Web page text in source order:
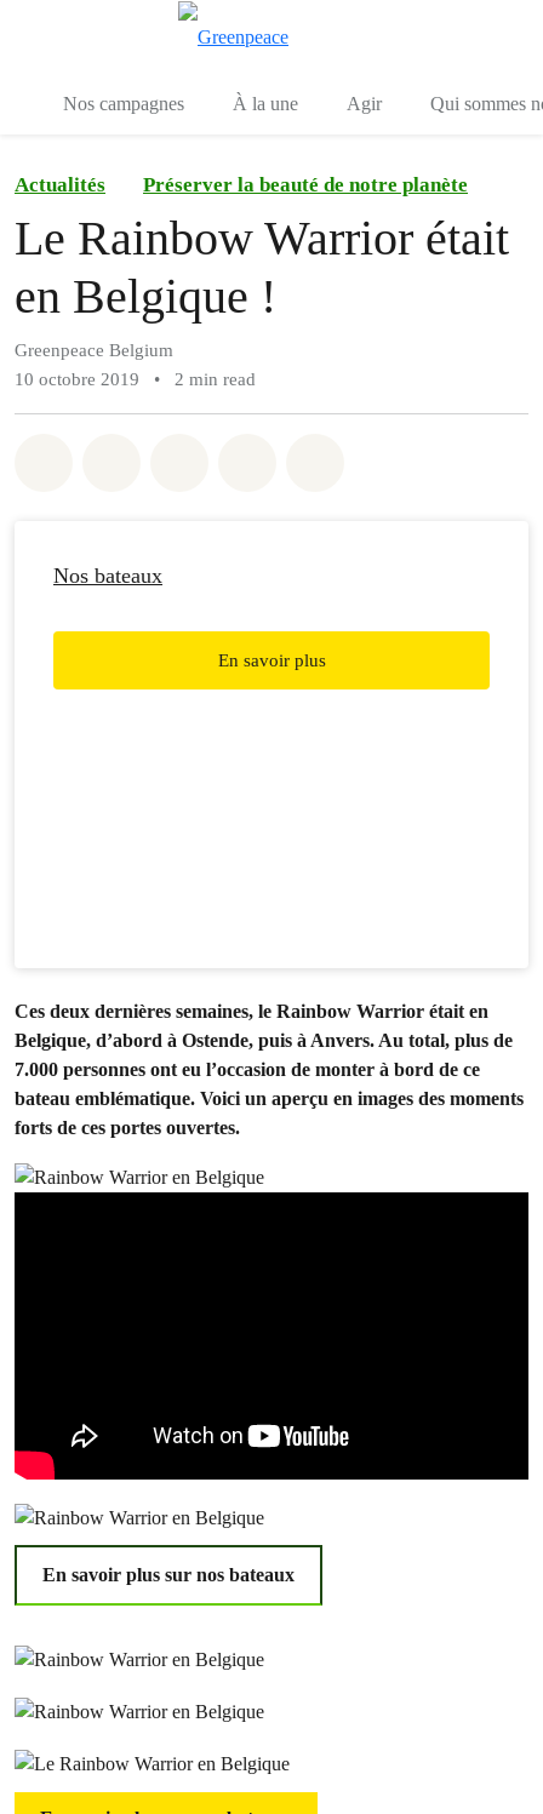
Nos campagnes À la une Agir Qui sommes
Actualités Préserver la beauté de notre planète
Le Rainbow Warrior était
en Belgique !
Greenpeace Belgium
10 octobre 2019
• 2 min read
Nos bateaux
En savoir plus
Ces deux dernières semaines, le Rainbow Warrior était en
Belgique, d’abord à Ostende, puis à Anvers. Au total, plus de
7.000 personnes ont eu l’occasion de monter à bord de ce
bateau emblématique. Voici un aperçu en images des moments
forts de ces portes ouvertes.
En savoir plus sur nos bateaux